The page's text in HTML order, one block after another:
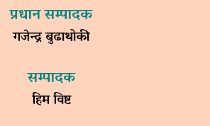
प्रधान सम्पादक
गजेन्द्र बुढाथोकी
सम्पादक
हिम विष्ट